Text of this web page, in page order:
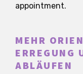
appointment.
MEHR
ERREGUNG
ABLÄUFEN